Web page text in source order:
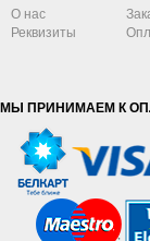
О нас
Реквизиты
МЫ ПРИНИМАЕМ К